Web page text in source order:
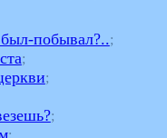
побывал?..;
;
;
;
;